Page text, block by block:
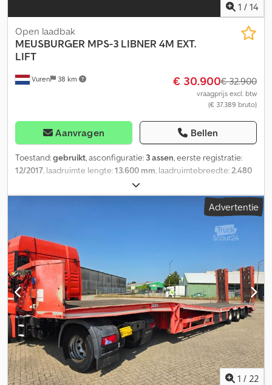
1 / 14
Vuren 38 km
Open laadbak
MEUSBURGER MPS-3 LIBNER 4M EXT.
LIFT
€ 30.900€ 32.900
vraagprijs excl. btw
(€ 37.389 bruto)
Aanvragen Bellen
Toestand:gebruikt, asconfiguratie: 3 assen, eerste registratie:
12/2017, laadruimte lengte:13.600 mm, laadruimtebreedte:2.480
2.730 mm, totale lengte:
totale breedte:2.600 mm, totale hoogte:4.000 mm, ophanging:
, Bouwjaar:2017,
Dkedpowx Enqsfx Al Sor - Centrale smering - EBS - Laadklep =
Bijzonderheden = Aantal Assen: 3, Eigen gewicht: 10900 kg,
Totaalgewicht: 38500 kg, Kingpin afmeting: 2 inch, Centrale
smering, Vering type: vollucht, ABS (Anti Blokkeer Systeem), EBS,
Bouwjaar opbouw: 2017, Zijwand materiaal: zeil, Schuifdak, Merk as:
BPW, Laadklep, Soort laadklep: onderschuif klep, Capaciteit
laadklep: 2000 kg, Merk laadklep: D hollandia, Materiaal laadklep:
metaal en aluminium, Plateau grootte: 170x240, Laadklep accu, 4M
EXTENDABLE / LAST AXLE STEERING / 2T TAILLIFT / LIBNER FULL
OPENING CURTAIN = Meer informatie = Algemene informatie
Cabine: dag Kenteken: KLEYN1 Aandrijving Brandstofsoort: Diesel
Transmissie Transmissie: Handgeschakeld Asconfiguratie
Advertentie
1 / 22